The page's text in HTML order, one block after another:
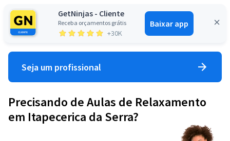
GetNinjas - Cliente
Receba orçamentos grátis
+30K
Baixar app
Entrar
Seja um profissional
Precisando de Aulas de Relaxamento
em Itapecerica da Serra?